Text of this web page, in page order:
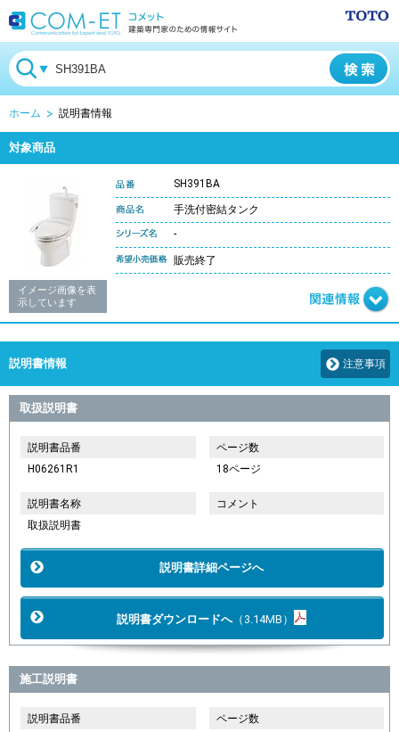
ホーム 説明書情報
対象商品
イメージ画像を表
示しています
SH391BA
手洗付密結タンク
-
販売終了
説明書情報 注意事項
取扱説明書
説明書品番
H06261R1
ページ数
18ページ
説明書名称
取扱説明書
コメント
説明書詳細ページへ
説明書ダウンロードへ（3.14MB）
施工説明書
説明書品番
ページ数